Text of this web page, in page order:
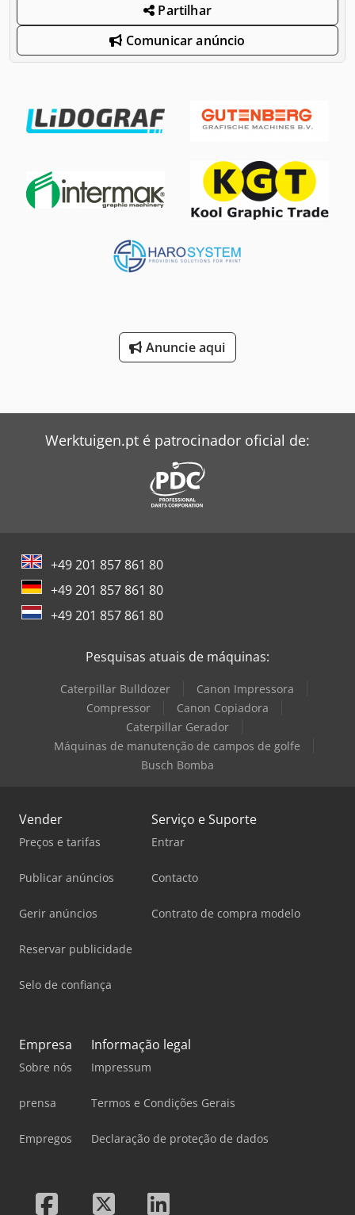
Partilhar
Comunicar anúncio
Anuncie aqui
Werktuigen.pt é patrocinador oficial de:
+49 201 857 861 80
+49 201 857 861 80
+49 201 857 861 80
Pesquisas atuais de máquinas:
Caterpillar Bulldozer
Canon Impressora
Compressor
Canon Copiadora
Caterpillar Gerador
Máquinas de manutenção de campos de golfe
Busch Bomba
Vender
Preços e tarifas
Publicar anúncios
Gerir anúncios
Reservar publicidade
Selo de confiança
Serviço e Suporte
Entrar
Contacto
Contrato de compra modelo
Empresa
Sobre nós
prensa
Empregos
Informação legal
Impressum
Termos e Condições Gerais
Declaração de proteção de dados